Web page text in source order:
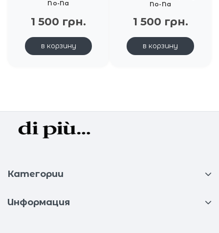
No-Na
1 500 грн.
в корзину
No-Na
1 500 грн.
в корзину
Категории
Информация